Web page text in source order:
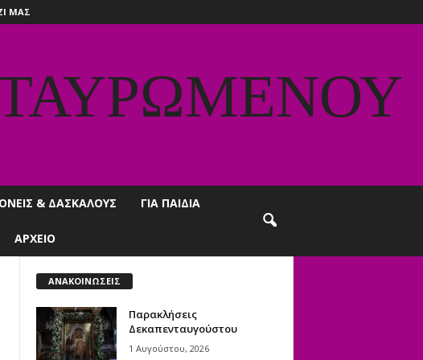
ΜΑΣ
& ΔΑΣΚΑΛΟΥΣ ΓΙΑ ΠΑΙΔΙΑ
ΑΡΧΕΙΟ
ΑΝΑΚΟΙΝΩΣΕΙΣ
Παρακλήσεις
Δεκαπενταυγούστου
1 Αυγούστου, 2026